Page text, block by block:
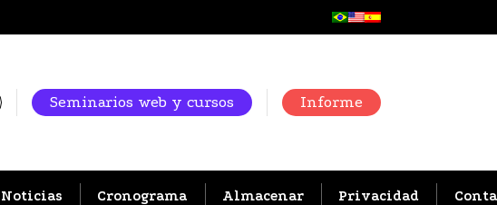
Seminarios web y cursos Informe
Noticias Cronograma Almacenar Privacidad